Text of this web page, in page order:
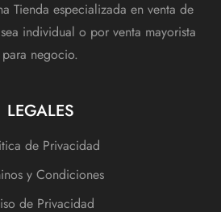
Tienda especializada en venta de
individual o por venta mayorista
para negocio.
LEGALES
de Privacidad
y Condiciones
de Privacidad